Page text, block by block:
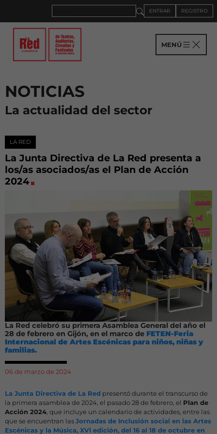
ENTRAR REGISTRO
MENÚ
NOTICIAS
La actualidad del sector
LA RED
La Junta Directiva de La Red presenta a
los/as asociados/as el Plan de Acción
2024
La Red celebró su primera Asamblea General del año el
28 de febrero en Gijón, en el marco de FETEN-Feria
Internacional de Artes Escénicas para niños, niñas y
familias.
06 de marzo de 2024
La Junta Directiva de La Red presentó durante el transcurso de
la primera asamblea de 2024, el pasado 28 de febrero, el Plan de
Acción 2024, que incluye un calendario de actividades, entre las
que se encuentran lasJornadas de Inclusión social en las Artes
Escénicas y la Música, XVI edición, del 16 al 18 de octubre en